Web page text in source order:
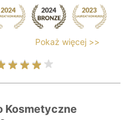
Pokaż więcej >>
Kosmetyczne